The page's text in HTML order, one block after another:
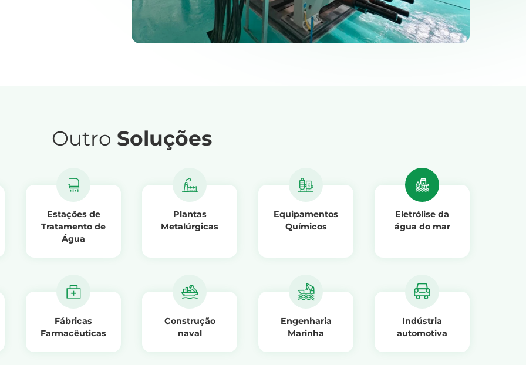
Outro Soluções
Estações de
Tratamento de
Água
Plantas
Metalúrgicas
Equipamentos
Químicos
Eletrólise da
água do mar
Fábricas
Farmacêuticas
Construção
naval
Engenharia
Marinha
Indústria
automotiva